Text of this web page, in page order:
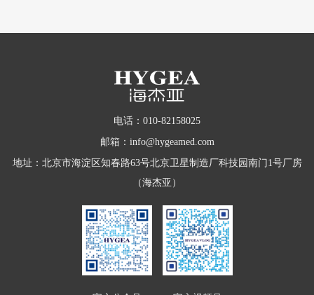
电话：010-82158025
邮箱：info@hygeamed.com
地址：北京市海淀区知春路63号北京卫星制造厂科技园南门1号厂房
（海杰亚）